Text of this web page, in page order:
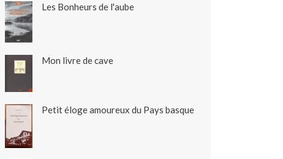
Les Bonheurs de l'aube
Mon livre de cave
Petit éloge amoureux du Pays basque